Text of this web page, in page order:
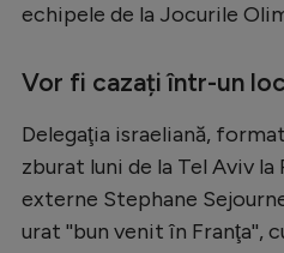
Ciclism
Alte sporturi
JO 2026
echipele de la Jocurile
Vor fi cazați într-un
Delegaţia israeliană,
zburat luni de la Tel Aviv la
externe Stephane
urat ''bun venit în Franţa'',